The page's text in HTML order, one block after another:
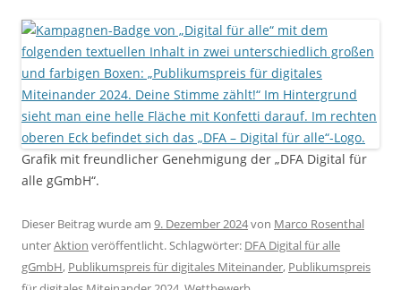
Grafik mit freundlicher Genehmigung der „DFA Digital für
alle gGmbH“.
Dieser Beitrag wurde am 9. Dezember 2024von Marco Rosenthal
unterAktion veröffentlicht. Schlagwörter: DFA Digital für alle
gGmbH, Publikumspreis für digitales Miteinander, Publikumspreis